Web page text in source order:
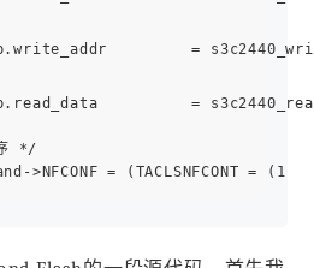
=
*/
= (TACLSNFCONT = (1